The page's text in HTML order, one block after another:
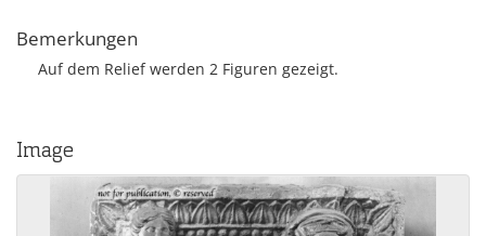
Bemerkungen
Auf dem Relief werden 2 Figuren gezeigt.
Image